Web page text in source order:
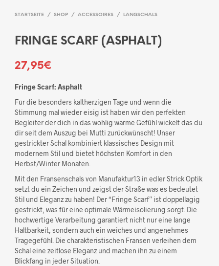
STARTSEITE / SHOP / ACCESSOIRES / LANGSCHALS
FRINGE SCARF (ASPHALT)
27,95€
Fringe Scarf: Asphalt
Für die besonders kaltherzigen Tage und wenn die
Stimmung mal wieder eisig ist haben wir den perfekten
Begleiter der dich in das wohlig warme Gefühl wickelt das du
dir seit dem Auszug bei Mutti zurückwünscht! Unser
gestrickter Schal kombiniert klassisches Design mit
modernem Stil und bietet höchsten Komfort in den
Herbst/Winter Monaten.
Mit den Fransenschals von Manufaktur13 in edler Strick Optik
setzt du ein Zeichen und zeigst der Straße was es bedeutet
Stil und Eleganz zu haben! Der “Fringe Scarf” ist doppellagig
gestrickt, was für eine optimale Wärmeisolierung sorgt. Die
hochwertige Verarbeitung garantiert nicht nur eine lange
Haltbarkeit, sondern auch ein weiches und angenehmes
Tragegefühl. Die charakteristischen Fransen verleihen dem
Schal eine zeitlose Eleganz und machen ihn zu einem
Blickfang in jeder Situation.